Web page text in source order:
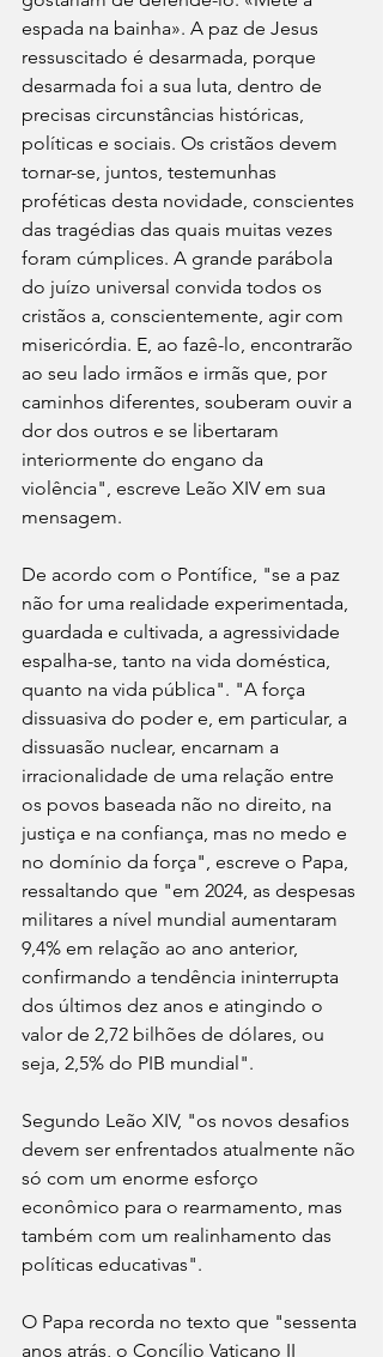
espada na bainha». A paz de Jesus
ressuscitado é desarmada, porque
desarmada foi a sua luta, dentro de
precisas circunstâncias históricas,
políticas e sociais. Os cristãos devem
tornar-se, juntos, testemunhas
proféticas desta novidade, conscientes
das tragédias das quais muitas vezes
foram cúmplices. A grande parábola
do juízo universal convida todos os
cristãos a, conscientemente, agir com
misericórdia. E, ao fazê-lo, encontrarão
ao seu lado irmãos e irmãs que, por
caminhos diferentes, souberam ouvir a
dor dos outros e se libertaram
interiormente do engano da
violência", escreve Leão XIV em sua
mensagem.
De acordo com o Pontífice, "se a paz
não for uma realidade experimentada,
guardada e cultivada, a agressividade
espalha-se, tanto na vida doméstica,
quanto na vida pública". "A força
dissuasiva do poder e, em particular, a
dissuasão nuclear, encarnam a
irracionalidade de uma relação entre
os povos baseada não no direito, na
justiça e na confiança, mas no medo e
no domínio da força", escreve o Papa,
ressaltando que "em 2024, as despesas
militares a nível mundial aumentaram
9,4% em relação ao ano anterior,
confirmando a tendência ininterrupta
dos últimos dez anos e atingindo o
valor de 2,72 bilhões de dólares, ou
seja, 2,5% do PIB mundial".
Segundo Leão XIV, "os novos desafios
devem ser enfrentados atualmente não
só com um enorme esforço
econômico para o rearmamento, mas
também com um realinhamento das
políticas educativas".
O Papa recorda no texto que "sessenta
anos atrás, o Concílio Vaticano II